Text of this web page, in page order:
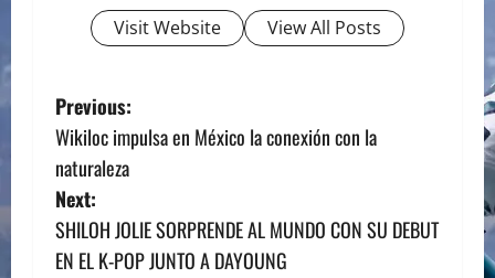
Visit Website View All Posts
P
o
s
t
Previous:
Wikiloc impulsa en México la conexión con la
naturaleza
Next:
SHILOH JOLIE SORPRENDE AL MUNDO CON SU DEBUT
EN EL K-POP JUNTO A DAYOUNG